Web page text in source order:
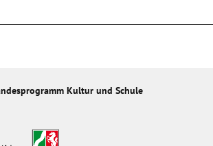
Kultur und Schule